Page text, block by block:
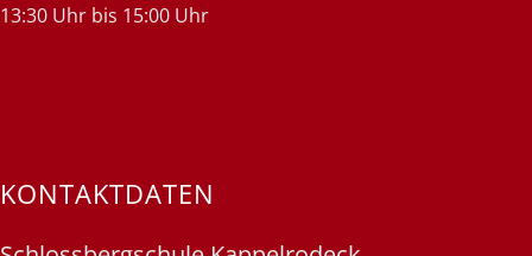
13:30 Uhr bis 15:00 Uhr
KONTAKTDATEN